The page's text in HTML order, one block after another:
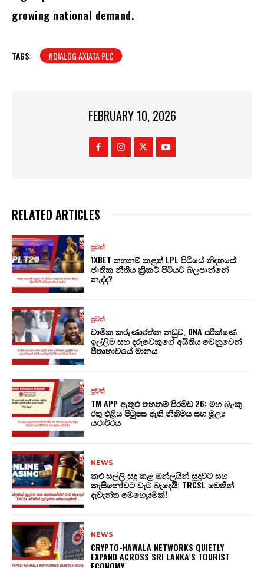
growing national demand.
TAGS: #DIALOG AXIATA PLC
FEBRUARY 10, 2026
RELATED ARTICLES
පුවත්
1XBET තහනම් කළත් LPL පිටියේ නිදහසේ:
ජාතික නීතිය ක්‍රිකට් පිටියට බලපාන්නේ
නැද්ද?
පුවත්
චාමික කරුණාරත්න නඩුව, DNA පරීක්ෂණ
ඉල්ලීම සහ දරුවෙකුගේ අයිතිය වෙනුවෙන්
පීතෘභාවයේ මානය
පුවත්
TM APP ඇතුළු තහනම් පිරමිඩ 26: මහ බැංකු
රතු එළිය පිටුපස ඇති නීතිමය සහ මූල්‍ය
යථාර්ථය
NEWS
කළු සල්ලි සුදු කළ ඔන්ලයින් සූදුවට සහ
කැසිනෝවට වැට බැඳෙයි: TRCSL වෙතින්
දැවැන්ත මෙහෙයුමක්!
NEWS
CRYPTO-HAWALA NETWORKS QUIETLY
EXPAND ACROSS SRI LANKA’S TOURIST